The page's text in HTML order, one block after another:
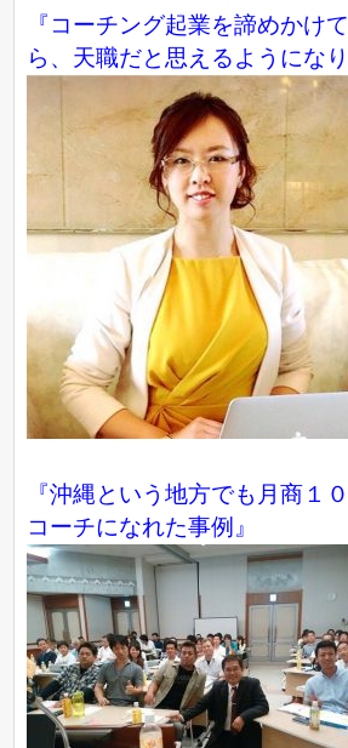
『コーチング起業を諦めかけ
ら、天職だと思えるようになり
『沖縄という地方でも月商１
コーチになれた事例』